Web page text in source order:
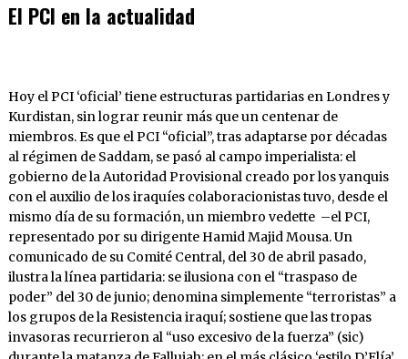
El PCI en la actualidad
Hoy el PCI ‘oficial’ tiene estructuras partidarias en Londres y
Kurdistan, sin lograr reunir más que un centenar de
miembros. Es que el PCI “oficial”, tras adaptarse por décadas
al régimen de Saddam, se pasó al campo imperialista: el
gobierno de la Autoridad Provisional creado por los yanquis
con el auxilio de los iraquíes colaboracionistas tuvo, desde el
mismo día de su formación, un miembro vedette –el PCI,
representado por su dirigente Hamid Majid Mousa. Un
comunicado de su Comité Central, del 30 de abril pasado,
ilustra la línea partidaria: se ilusiona con el “traspaso de
poder” del 30 de junio; denomina simplemente “terroristas” a
los grupos de la Resistencia iraquí; sostiene que las tropas
invasoras recurrieron al “uso excesivo de la fuerza” (sic)